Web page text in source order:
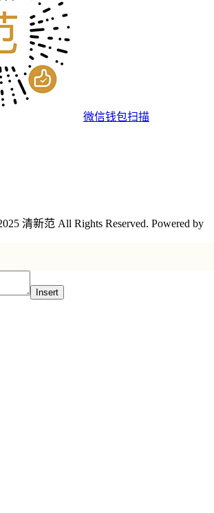
微信钱包扫描
清新范 All Rights Reserved. Powered by
Insert